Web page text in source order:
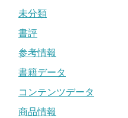
未分類
書評
参考情報
書籍データ
コンテンツデータ
商品情報